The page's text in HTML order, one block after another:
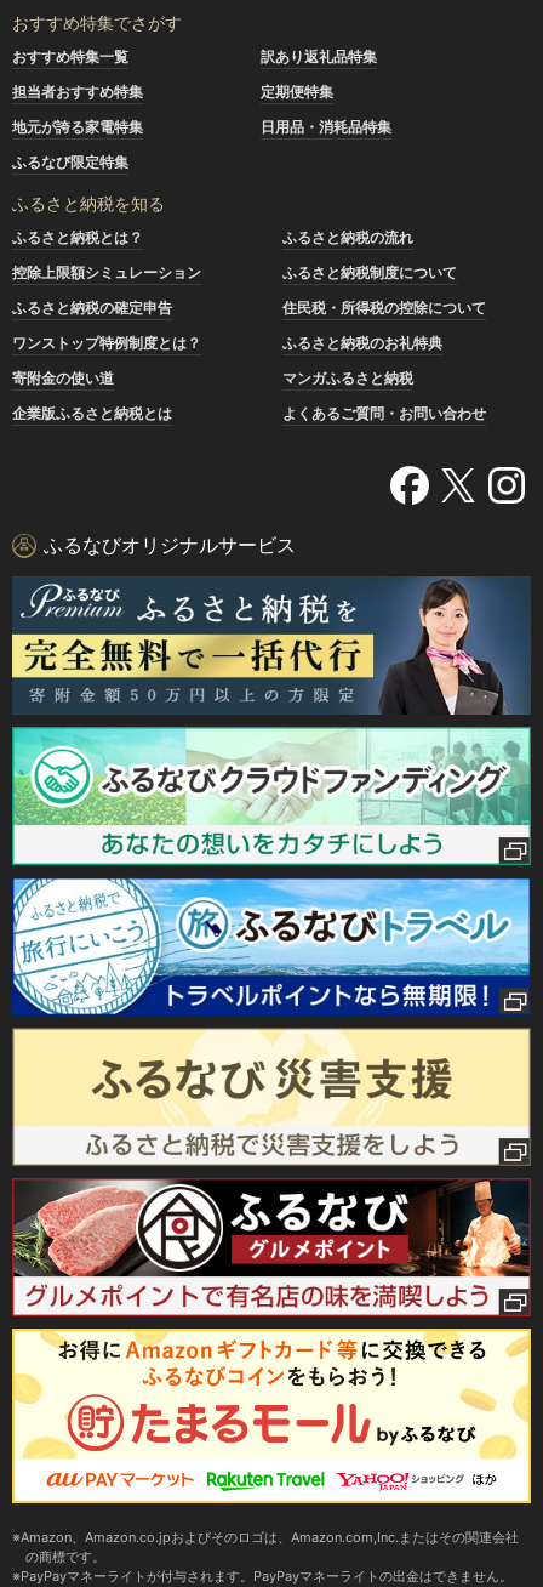
おすすめ特集でさがす
おすすめ特集一覧
訳あり返礼品特集
担当者おすすめ特集
定期便特集
地元が誇る家電特集
日用品・消耗品特集
ふるなび限定特集
ふるさと納税を知る
ふるさと納税とは？
ふるさと納税の流れ
控除上限額シミュレーション
ふるさと納税制度について
ふるさと納税の確定申告
住民税・所得税の控除について
ワンストップ特例制度とは？
ふるさと納税のお礼特典
寄附金の使い道
マンガふるさと納税
企業版ふるさと納税とは
よくあるご質問・お問い合わせ
ふるなびオリジナルサービス
Amazon、Amazon.co.jpおよびそのロゴは、Amazon.com,Inc.またはその関連会社
の商標です。
PayPayマネーライトが付与されます。PayPayマネーライトの出金はできません。